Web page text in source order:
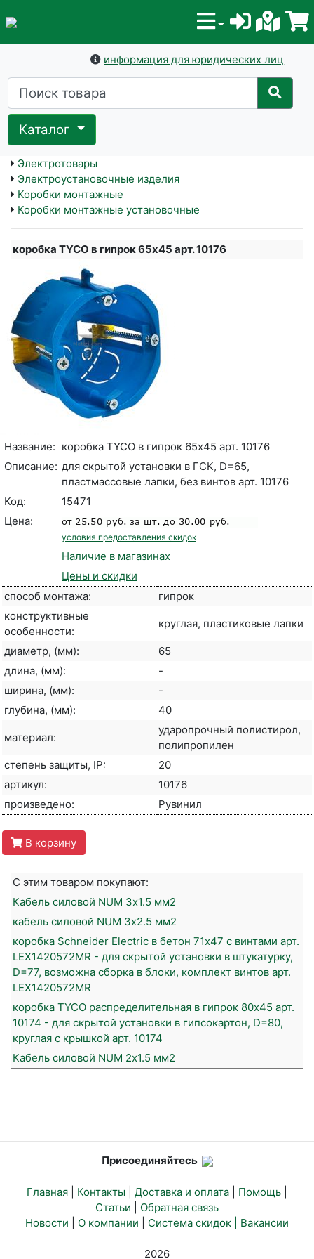
информация для юридических лиц
Каталог
Электротовары
Электроустановочные изделия
Коробки монтажные
Коробки монтажные установочные
коробка TYCO в гипрок 65х45 арт. 10176
Название: коробка TYCO в гипрок 65х45 арт. 10176
Описание: для скрытой установки в ГСК, D=65,
пластмассовые лапки, без винтов арт. 10176
Код:
15471
Цена:
условия предоставления скидок
Наличие в магазинах
Цены и скидки
способ монтажа:
гипрок
конструктивные
особенности:
круглая, пластиковые лапки
диаметр, (мм):
65
длина, (мм):
-
ширина, (мм):
-
глубина, (мм):
40
материал:
ударопрочный полистирол,
полипропилен
степень защиты, IP:
20
артикул:
10176
произведено:
Рувинил
В корзину
С этим товаром покупают:
Кабель силовой NUM 3х1.5 мм2
кабель силовой NUM 3х2.5 мм2
коробка Schneider Electric в бетон 71х47 с винтами арт.
LEX1420572MR - для скрытой установки в штукатурку,
D=77, возможна сборка в блоки, комплект винтов арт.
LEX1420572MR
коробка TYCO распределительная в гипрок 80х45 арт.
10174 - для скрытой установки в гипсокартон, D=80,
круглая с крышкой арт. 10174
Кабель силовой NUM 2х1.5 мм2
Присоединяйтесь
Главная Контакты Доставка и оплата Помощь
Статьи
Обратная связь
Новости
О компании Система скидок | Вакансии
2026